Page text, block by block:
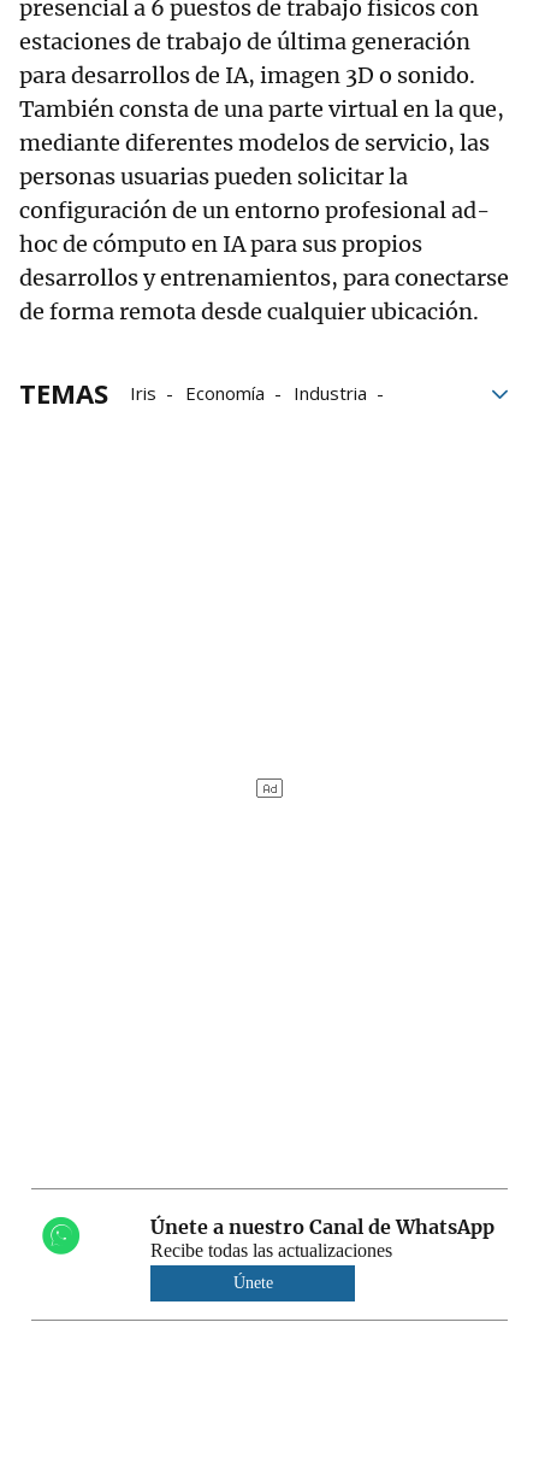
presencial a 6 puestos de trabajo físicos con
estaciones de trabajo de última generación
para desarrollos de IA, imagen 3D o sonido.
También consta de una parte virtual en la que,
mediante diferentes modelos de servicio, las
personas usuarias pueden solicitar la
configuración de un entorno profesional ad-
hoc de cómputo en IA para sus propios
desarrollos y entrenamientos, para conectarse
de forma remota desde cualquier ubicación.
TEMAS Iris Economía
Industria
Únete a nuestro Canal de WhatsApp
Recibe todas las actualizaciones
Únete